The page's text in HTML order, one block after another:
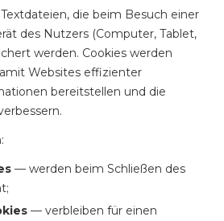
die beim Besuch einer
des Nutzers (Computer, Tablet,
werden. Cookies werden
Websites effizienter
bereitstellen und die
— werden beim Schließen des
— verbleiben für einen